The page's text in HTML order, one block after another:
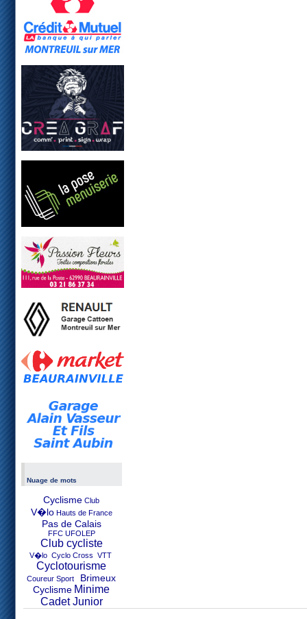
Nuage de mots
Cyclisme Club
V�lo Hauts de France
Pas de Calais
FFC UFOLEP
Club cycliste
V�lo Cyclo Cross VTT
Cyclotourisme
Coureur Sport Brimeux
Cyclisme Minime
Cadet Junior